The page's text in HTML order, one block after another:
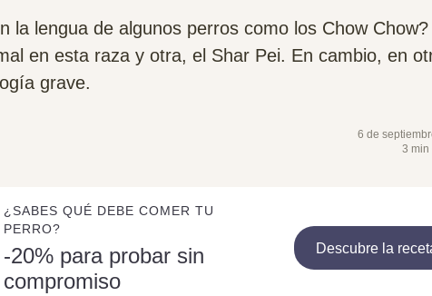
la lengua de algunos perros como los Chow
en esta raza y otra, el Shar Pei. En cambio, en
grave.
6 de
3 min
¿SABES QUÉ DEBE COMER TU
PERRO?
-20% para probar sin
compromiso
Descubre la